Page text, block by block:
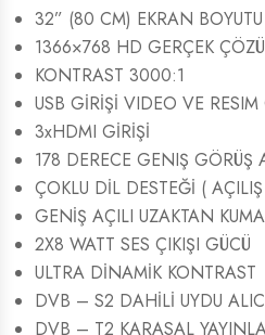
32” (80 CM) EKRAN BOYUTU
1366×768 HD GERÇEK
KONTRAST 3000:1
USB GİRİŞİ VIDEO VE
3xHDMI GİRİŞİ
178 DERECE GENIŞ GÖRÜŞ
ÇOKLU DİL DESTEĞİ ( AÇILIŞ
GENİŞ AÇILI UZAKTAN
2X8 WATT SES ÇIKIŞI GÜCÜ
ULTRA DİNAMİK KONTRAST
DVB – S2 DAHİLİ UYDU
DVB – T2 KARASAL